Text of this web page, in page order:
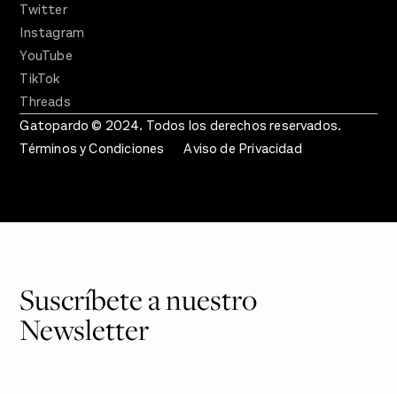
Twitter
Instagram
YouTube
TikTok
Threads
Gatopardo © 2024. Todos los derechos reservados.
Términos y Condiciones
Aviso de Privacidad
Suscríbete a nuestro
Newsletter